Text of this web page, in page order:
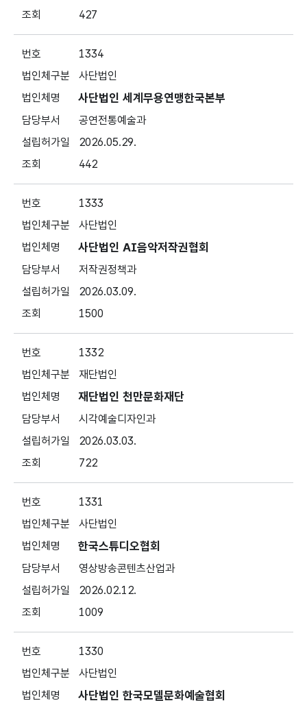
427
1334
사단법인
사단법인 세계무용연맹한국본부
공연전통예술과
2026.05.29.
442
1333
사단법인
사단법인 AI음악저작권협회
저작권정책과
2026.03.09.
1500
1332
재단법인
재단법인 천만문화재단
시각예술디자인과
2026.03.03.
722
1331
사단법인
한국스튜디오협회
영상방송콘텐츠산업과
2026.02.12.
1009
1330
사단법인
사단법인 한국모델문화예술협회